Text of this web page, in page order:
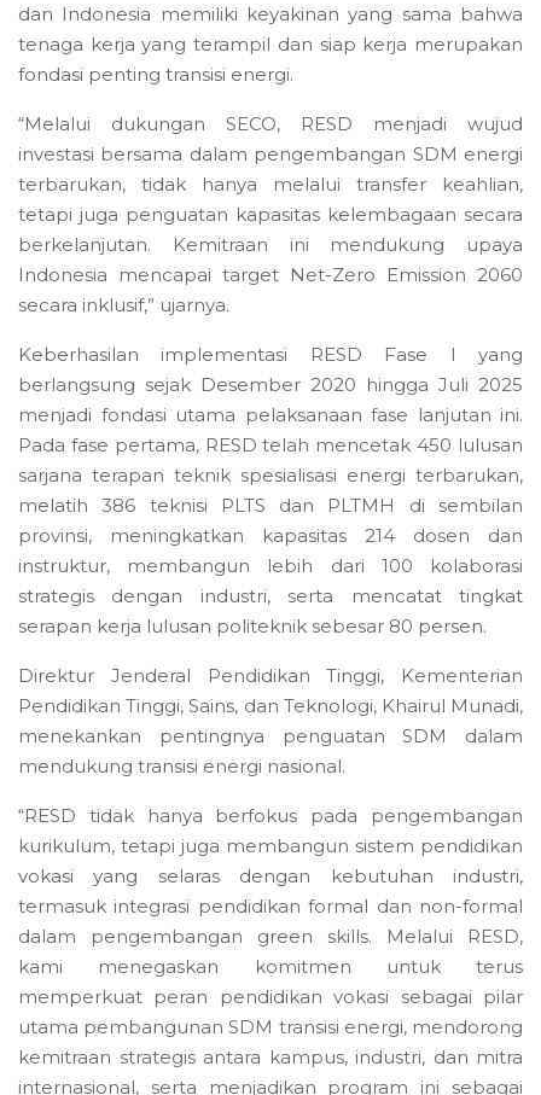
dan Indonesia memiliki keyakinan yang sama bahwa
tenaga kerja yang terampil dan siap kerja merupakan
fondasi penting transisi energi.
“Melalui dukungan SECO, RESD menjadi wujud
investasi bersama dalam pengembangan SDM energi
terbarukan, tidak hanya melalui transfer keahlian,
tetapi juga penguatan kapasitas kelembagaan secara
berkelanjutan. Kemitraan ini mendukung upaya
Indonesia mencapai target Net-Zero Emission 2060
secara inklusif,” ujarnya.
Keberhasilan implementasi RESD Fase I yang
berlangsung sejak Desember 2020 hingga Juli 2025
menjadi fondasi utama pelaksanaan fase lanjutan ini.
Pada fase pertama, RESD telah mencetak 450 lulusan
sarjana terapan teknik spesialisasi energi terbarukan,
melatih 386 teknisi PLTS dan PLTMH di sembilan
provinsi, meningkatkan kapasitas 214 dosen dan
instruktur, membangun lebih dari 100 kolaborasi
strategis dengan industri, serta mencatat tingkat
serapan kerja lulusan politeknik sebesar 80 persen.
Direktur Jenderal Pendidikan Tinggi, Kementerian
Pendidikan Tinggi, Sains, dan Teknologi, Khairul Munadi,
menekankan pentingnya penguatan SDM dalam
mendukung transisi energi nasional.
“RESD tidak hanya berfokus pada pengembangan
kurikulum, tetapi juga membangun sistem pendidikan
vokasi yang selaras dengan kebutuhan industri,
termasuk integrasi pendidikan formal dan non-formal
dalam pengembangan green skills. Melalui RESD,
kami menegaskan komitmen untuk terus
memperkuat peran pendidikan vokasi sebagai pilar
utama pembangunan SDM transisi energi, mendorong
kemitraan strategis antara kampus, industri, dan mitra
internasional, serta menjadikan program ini sebagai